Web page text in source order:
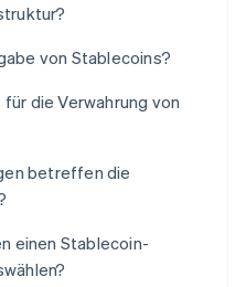
von Stablecoins?
die Verwahrung von
betreffen die
einen Stablecoin-